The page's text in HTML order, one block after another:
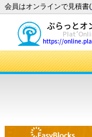
会員はオンラインで見積書(